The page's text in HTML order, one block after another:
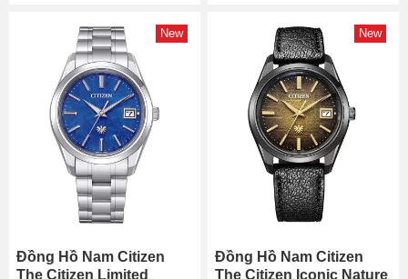
New
Đồng Hồ Nam Citizen
The Citizen Limited
New
Đồng Hồ Nam Citizen
The Citizen Iconic Nature